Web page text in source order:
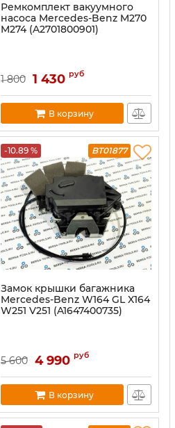
Ремкомплект вакуумного
насоса Mercedes-Benz M270
M274 (A2701800901)
1 800 1 430 руб
В корзину
-10.89 % BT01877
Замок крышки багажника
Mercedes-Benz W164 GL X164
W251 V251 (A1647400735)
5 600 4 990 руб
В корзину